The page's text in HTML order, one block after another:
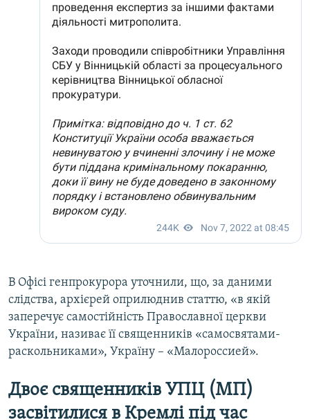
В Офісі генпрокурора уточнили, що, за даними
слідства, архієрей оприлюднив статтю, «в якій
заперечує самостійність Православної церкви
України, називає її священників «самосвятами-
раскольниками», Україну – «Малороссией».
Двоє священників УПЦ (МП)
засвітилися в Кремлі під час